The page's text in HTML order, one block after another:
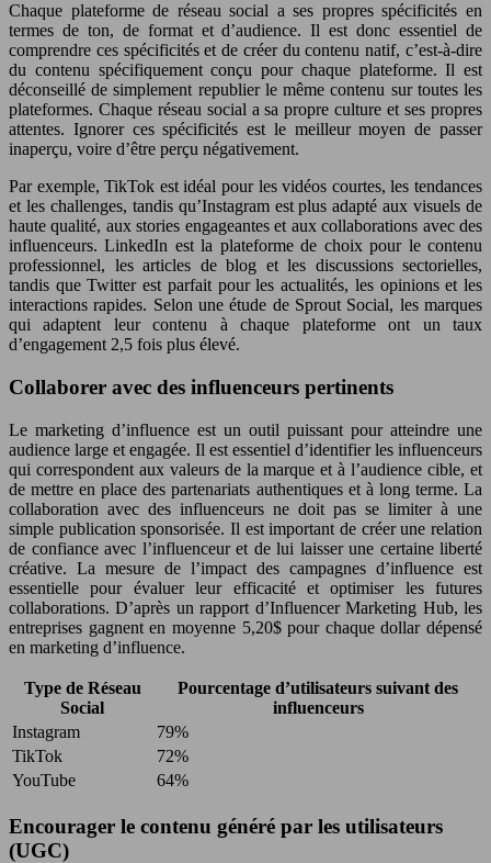
Chaque plateforme de réseau social a ses propres spécificités en
termes de ton, de format et d’audience. Il est donc essentiel de
comprendre ces spécificités et de créer du contenu natif, c’est-à-dire
du contenu spécifiquement conçu pour chaque plateforme. Il est
déconseillé de simplement republier le même contenu sur toutes les
plateformes. Chaque réseau social a sa propre culture et ses propres
attentes. Ignorer ces spécificités est le meilleur moyen de passer
inaperçu, voire d’être perçu négativement.
Par exemple, TikTok est idéal pour les vidéos courtes, les tendances
et les challenges, tandis qu’Instagram est plus adapté aux visuels de
haute qualité, aux stories engageantes et aux collaborations avec des
influenceurs. LinkedIn est la plateforme de choix pour le contenu
professionnel, les articles de blog et les discussions sectorielles,
tandis que Twitter est parfait pour les actualités, les opinions et les
interactions rapides. Selon une étude de Sprout Social, les marques
qui adaptent leur contenu à chaque plateforme ont un taux
d’engagement 2,5 fois plus élevé.
Collaborer avec des influenceurs pertinents
Le marketing d’influence est un outil puissant pour atteindre une
audience large et engagée. Il est essentiel d’identifier les influenceurs
qui correspondent aux valeurs de la marque et à l’audience cible, et
de mettre en place des partenariats authentiques et à long terme. La
collaboration avec des influenceurs ne doit pas se limiter à une
simple publication sponsorisée. Il est important de créer une relation
de confiance avec l’influenceur et de lui laisser une certaine liberté
créative. La mesure de l’impact des campagnes d’influence est
essentielle pour évaluer leur efficacité et optimiser les futures
collaborations. D’après un rapport d’Influencer Marketing Hub, les
entreprises gagnent en moyenne 5,20$ pour chaque dollar dépensé
en marketing d’influence.
Type de Réseau
Social
Pourcentage d’utilisateurs suivant des
influenceurs
Instagram
79%
TikTok
72%
YouTube
64%
Encourager le contenu généré par les utilisateurs
(UGC)